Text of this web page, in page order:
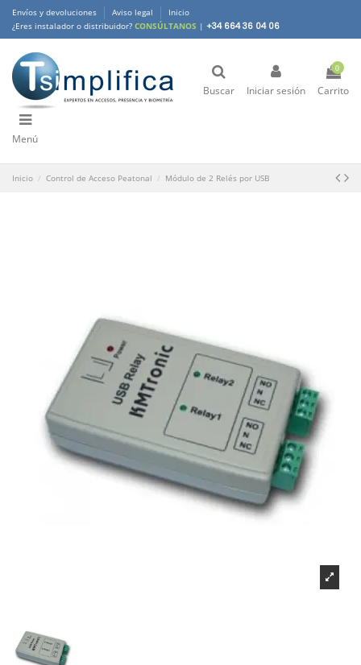
Envíos y devoluciones Aviso legal
Inicio
¿Eres instalador o distribuidor? CONSÚLTANOS | +34 664 36 04 06
Buscar Iniciar sesión
0
Carrito
Menú
Inicio Control de Acceso Peatonal Módulo de 2 Relés por USB